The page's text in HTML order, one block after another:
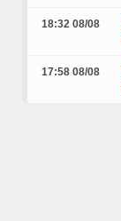
18:32 08/08
17:58 08/08